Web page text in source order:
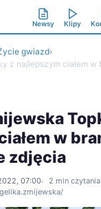
Newsy Klipy
gwiazd›
z najlepszym ciałem w
w
zdjęcia
07:00
2 min czytania